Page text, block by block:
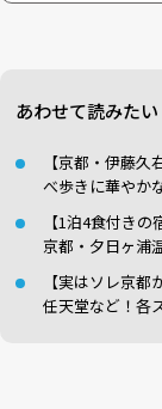
あわせて読みたい
【京都・伊藤
べ歩きに華やか
【1泊4食付き
京都・夕日ヶ浦
【実はソレ京
任天堂など！各